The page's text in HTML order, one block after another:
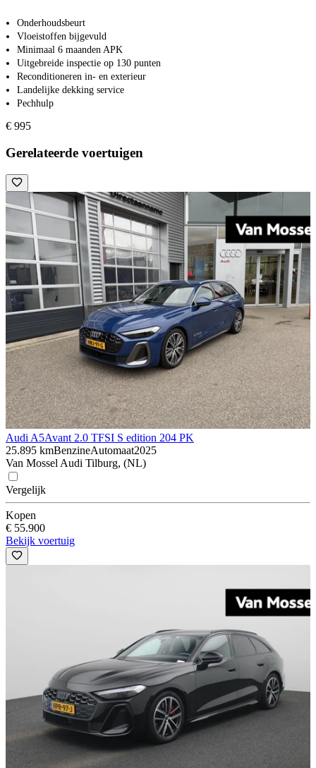
Onderhoudsbeurt
Vloeistoffen bijgevuld
Minimaal 6 maanden APK
Uitgebreide inspectie op 130 punten
Reconditioneren in- en exterieur
Landelijke dekking service
Pechhulp
€ 995
Gerelateerde voertuigen
Audi A5Avant 2.0 TFSI S edition 204 PK
25.895 kmBenzineAutomaat2025
Van Mossel Audi Tilburg, (NL)
Vergelijk
Kopen
€ 55.900
Bekijk voertuig